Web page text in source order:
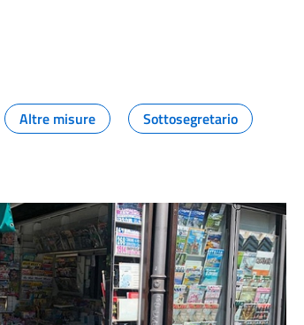
Altre misure
Sottosegretario